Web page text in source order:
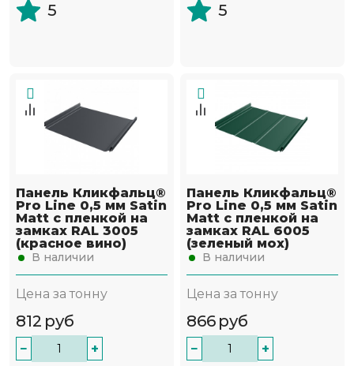
5 5
Панель Кликфальц®
Pro Line 0,5 мм Satin
Мatt с пленкой на
замках RAL 3005
(красное вино)
В наличии
Цена за тонну
812 руб
− +
Панель Кликфальц®
Pro Line 0,5 мм Satin
Мatt с пленкой на
замках RAL 6005
(зеленый мох)
В наличии
Цена за тонну
866 руб
− +